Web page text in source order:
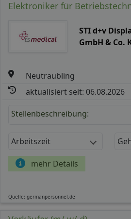
Elektroniker für
STI d+v
GmbH & Co.
Neutraubling
aktualisiert seit: 06.08.2026
Stellenbeschreibung:
Arbeitszeit
mehr Details
Quelle: germanpersonnel.de